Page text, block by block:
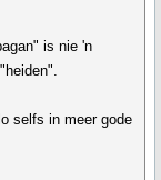
is nie 'n
selfs in meer gode